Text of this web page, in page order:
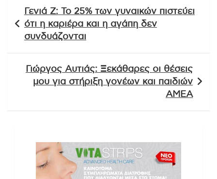
άρθρων
Γενιά Ζ: Το 25% των γυναικών πιστεύει
ότι η καριέρα και η αγάπη δεν
συνδυάζονται
Γιώργος Αυτιάς: Ξεκάθαρες οι θέσεις
μου για στήριξη γονέων και παιδιών
ΑΜΕΑ